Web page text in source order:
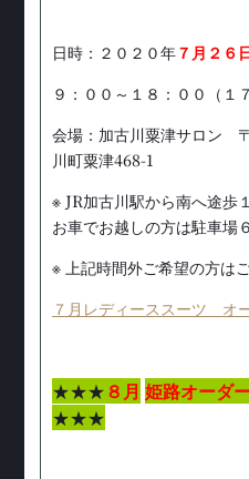
日時：２０２０年７月２６
９：００～１８：００（１
会場：加古川粟津サロン
川町粟津468-1
※ JR加古川駅から南へ途歩
お車でお越しの方は駐車場
※ 上記時間外ご希望の方は
７月レディーススーツ オ
★★★８月 姫路オーダ
★★★